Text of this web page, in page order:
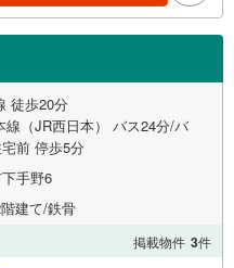
徒歩20分
線（JR西日本） バス24分/バ
前 停歩5分
手野6
建て/鉄骨
掲載物件 3件